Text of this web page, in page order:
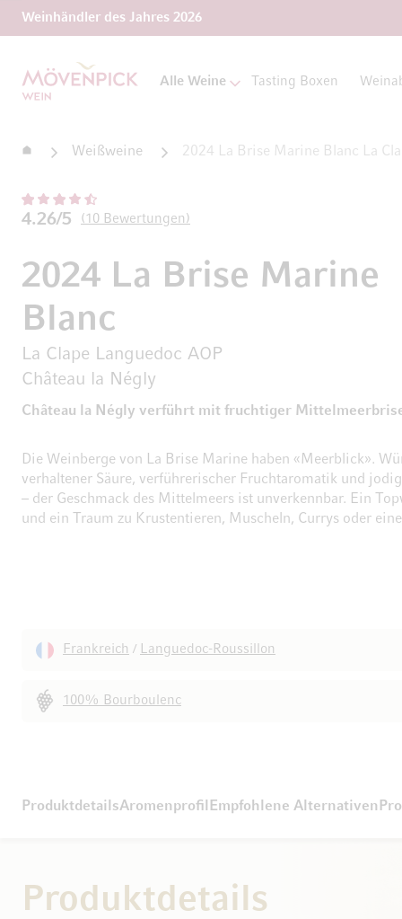
Weinhändler des Jahres 2026
Zur Startseite
Alle Weine Tasting Boxen
StartseiteWeißweine 2024 La Brise Marine Blanc La
4.26/5 10 Bewertungen
2024 La Brise Marine
Blanc
La Clape Languedoc AOP
Château la Négly
Château la Négly verführt mit fruchtiger
Die Weinberge von La Brise Marine haben «Meerblick».
verhaltener Säure, verführerischer Fruchtaromatik und
– der Geschmack des Mittelmeers ist unverkennbar. Ein
und ein Traum zu Krustentieren, Muscheln, Currys oder
Frankreich / Languedoc-Roussillon
100% Bourboulenc
ProduktdetailsAromenprofil Empfohlene Alternativen
Produktdetails